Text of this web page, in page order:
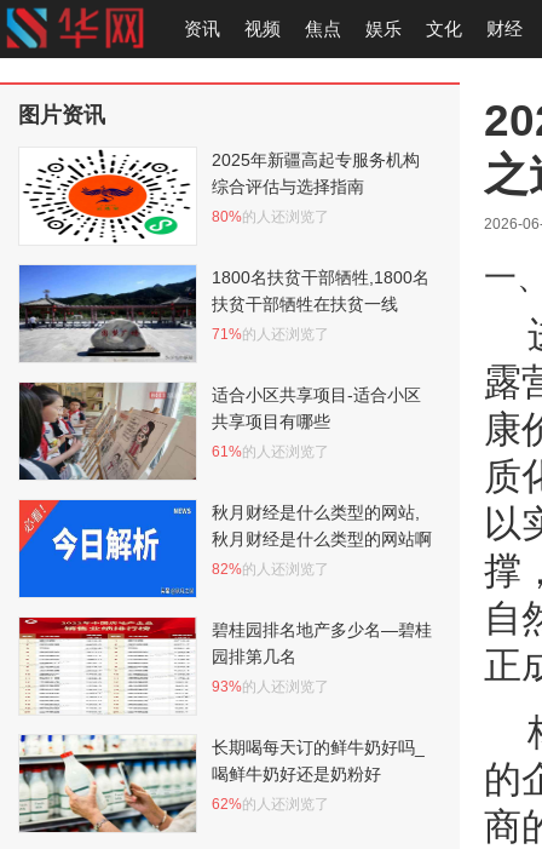
资讯 视频 焦点 娱乐 文化 财经
之
2026-
一
露
康
质
以
撑
自
正
的
商
图片资讯
2025年新疆高起专服务机构
综合评估与选择指南
80%的人还浏览了
1800名扶贫干部牺牲,1800名
扶贫干部牺牲在扶贫一线
71%的人还浏览了
适合小区共享项目-适合小区
共享项目有哪些
61%的人还浏览了
秋月财经是什么类型的网站,
秋月财经是什么类型的网站啊
82%的人还浏览了
碧桂园排名地产多少名—碧桂
园排第几名
93%的人还浏览了
长期喝每天订的鲜牛奶好吗_
喝鲜牛奶好还是奶粉好
62%的人还浏览了